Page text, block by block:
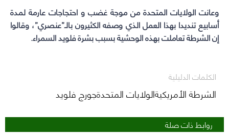
وعانت الولايات المتحدة من موجة غضب و احتجاجات عارمة لمدة
أسابيع تنديدا بهذا العمل الذي وصفه الكثيرون بالـ”عنصري”، وقالوا
إن الشرطة تعاملت بهذه الوحشية بسبب بشرة فلويد السمراء.
الكلمات الدليلية
الشرطة الأمريكيةالولايات المتحدةجورج فلويد
روابط ذات صلة